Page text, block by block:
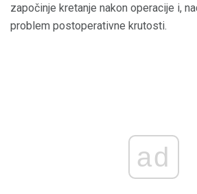
započinje kretanje nakon operacije i,
problem postoperativne krutosti.
ad